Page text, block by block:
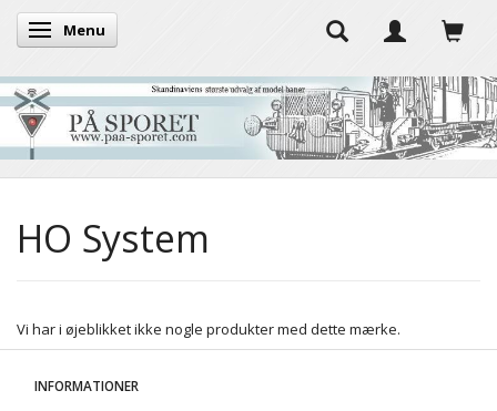
Skifte navigation
Menu
HO System
Vi har i øjeblikket ikke nogle produkter med dette mærke.
INFORMATIONER